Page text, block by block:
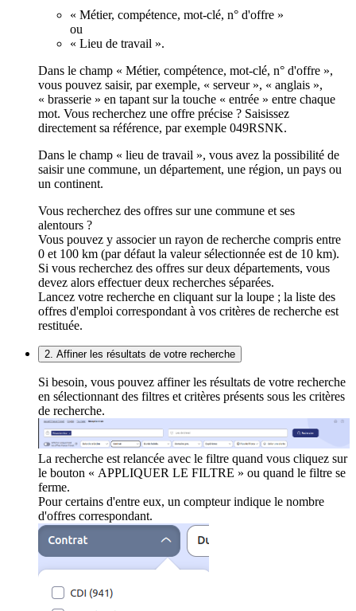
« Métier, compétence, mot-clé, n° d'offre »
ou
« Lieu de travail ».
Dans le champ « Métier, compétence, mot-clé, n° d'offre »,
vous pouvez saisir, par exemple, « serveur », « anglais »,
« brasserie » en tapant sur la touche « entrée » entre chaque
mot. Vous recherchez une offre précise ? Saisissez
directement sa référence, par exemple 049RSNK.
Dans le champ « lieu de travail », vous avez la possibilité de
saisir une commune, un département, une région, un pays ou
un continent.
Vous recherchez des offres sur une commune et ses
alentours ?
Vous pouvez y associer un rayon de recherche compris entre
0 et 100 km (par défaut la valeur sélectionnée est de 10 km).
Si vous recherchez des offres sur deux départements, vous
devez alors effectuer deux recherches séparées.
Lancez votre recherche en cliquant sur la loupe ; la liste des
offres d'emploi correspondant à vos critères de recherche est
restituée.
2. Affiner les résultats de votre recherche
Si besoin, vous pouvez affiner les résultats de votre recherche
en sélectionnant des filtres et critères présents sous les critères
de recherche.
La recherche est relancée avec le filtre quand vous cliquez sur
le bouton « APPLIQUER LE FILTRE » ou quand le filtre se
ferme.
Pour certains d'entre eux, un compteur indique le nombre
d'offres correspondant.